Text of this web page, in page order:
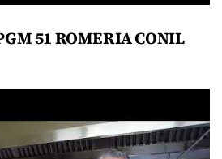
51 ROMERIA CONIL